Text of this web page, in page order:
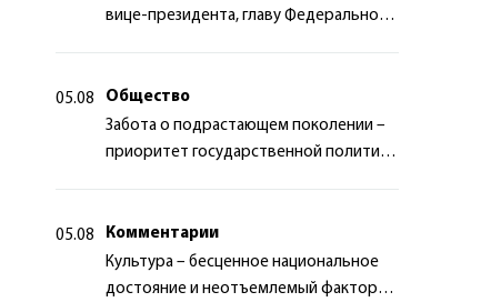
вице-президента, главу Федерального
05.08
Общество
Забота о подрастающем поколении –
приоритет государственной политики
05.08
Комментарии
Культура – бесценное национальное
достояние и неотъемлемый фактор